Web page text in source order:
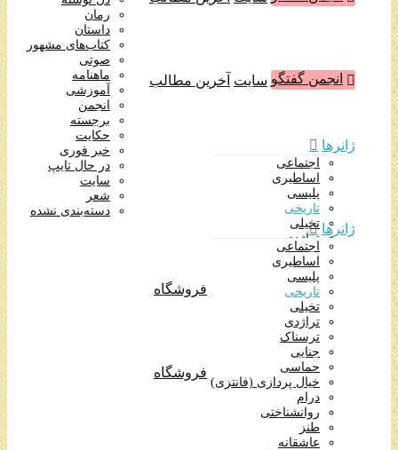
آموزشی
انجمن
برجسته
حکایت
خبر فوری
در حال تایپ
سایت
شعر
دسته‌بندی نشده
ژانرها
اجتماعی
اساطیری
پلیسی
تاریخی
تخیلی
تراژدی
ترسناک
جنایی
حماسی
خیال پردازی (فانتزی)
درام
روانشناختی
طنز
عاشقانه
علمی تخیلی
فرهنگی
مافیایی
مذهبی
معمایی
فروشگاه
انجمن گفتگو سایت آخرین مطالب
رمان
داستان
کتاب‌های مشهور
صوتی
ماهنامه
آموزشی
انجمن
برجسته
حکایت
خبر فوری
در حال تایپ
سایت
شعر
دسته‌بندی نشده
ژانرها
اجتماعی
اساطیری
پلیسی
تاریخی
تخیلی
تراژدی
ترسناک
جنایی
حماسی
خیال پردازی (فانتزی)
درام
روانشناختی
طنز
عاشقانه
فروشگاه